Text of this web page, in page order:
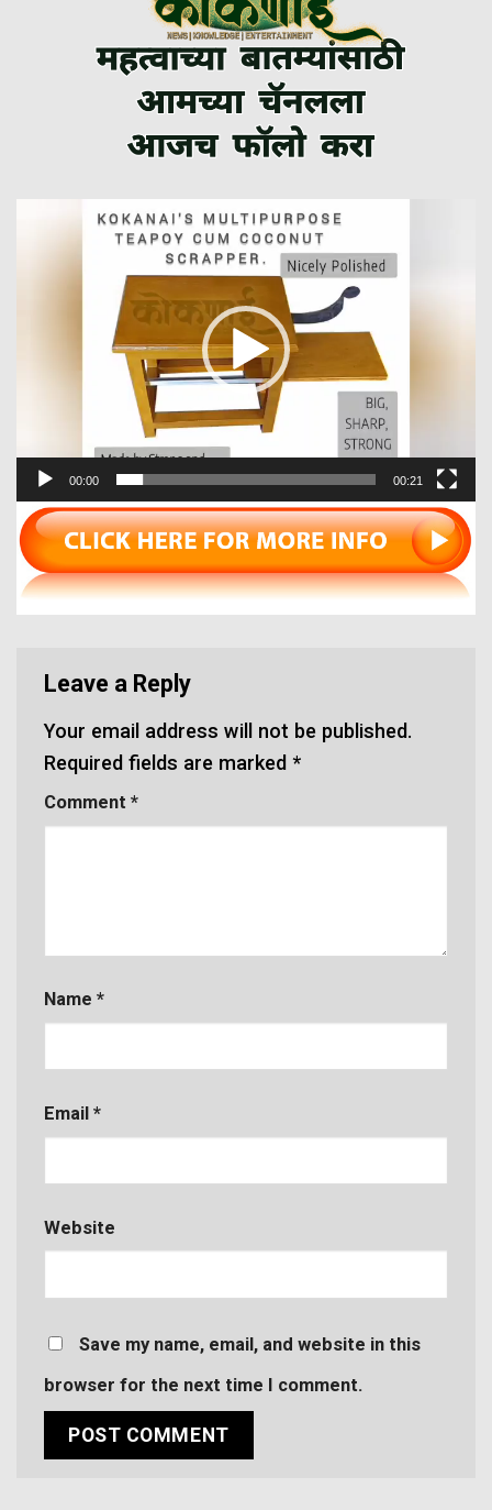
00:00 00:21
Leave a Reply
Your email address will not be published.
Required fields are marked *
Comment *
Name *
Email *
Website
Save my name, email, and website in this
browser for the next time I comment.